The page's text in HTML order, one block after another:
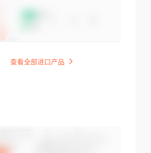
查看全部进口产品